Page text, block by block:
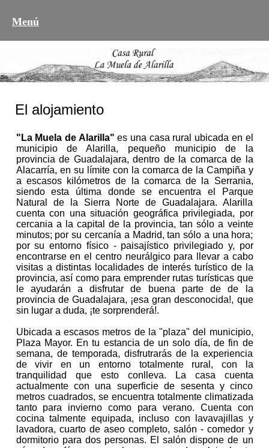
Menú
El alojamiento
"La Muela de Alarilla" es una casa rural ubicada en el
municipio de Alarilla, pequeño municipio de la
provincia de Guadalajara, dentro de la comarca de la
Alacarría, en su límite con la comarca de la Campiña y
a escasos kilómetros de la comarca de la Serrania,
siendo esta última donde se encuentra el Parque
Natural de la Sierra Norte de Guadalajara. Alarilla
cuenta con una situación geográfica privilegiada, por
cercania a la capital de la provincia, tan sólo a veinte
minutos; por su cercanía a Madrid, tan sólo a una hora;
por su entorno físico - paisajístico privilegiado y, por
encontrarse en el centro neurálgico para llevar a cabo
visitas a distintas localidades de interés turístico de la
provincia, así como para emprender rutas turísticas que
le ayudarán a disfrutar de buena parte de de la
provincia de Guadalajara, ¡esa gran desconocida!, que
sin lugar a duda, ¡te sorprenderá!.
Ubicada a escasos metros de la "plaza" del municipio,
Plaza Mayor. En tu estancia de un solo día, de fin de
semana, de temporada, disfrutrarás de la experiencia
de vivir en un entorno totalmente rural, con la
tranquilidad que esto conlleva. La casa cuenta
actualmente con una superficie de sesenta y cinco
metros cuadrados, se encuentra totalmente climatizada
tanto para invierno como para verano. Cuenta con
cocina talmente equipada, incluso con lavavajillas y
lavadora, cuarto de aseo completo, salón - comedor y
dormitorio para dos personas. El salón dispone de un